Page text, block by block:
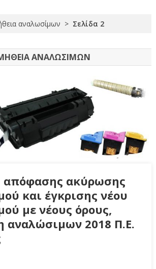
αναλωσίμων > Σελίδα 2
ΑΝΑΛΩΣΊΜΩΝ
απόφασης ακύρωσης
και έγκρισης νέου
με νέους όρους,
αναλώσιμων 2018 Π.Ε.